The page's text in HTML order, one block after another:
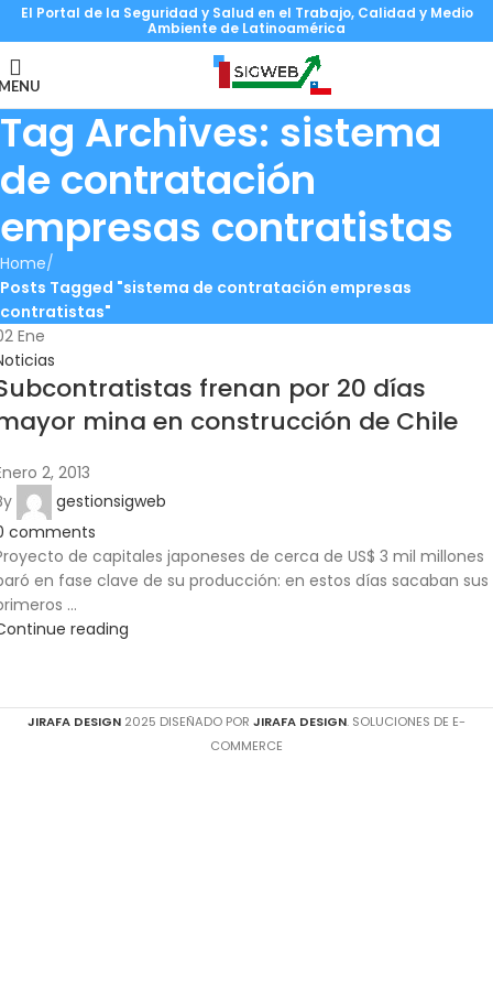
El Portal de la Seguridad y Salud en el Trabajo, Calidad y Medio
Ambiente de Latinoamérica
Tag Archives: sistema
de contratación
empresas contratistas
Home
Posts Tagged "sistema de contratación empresas
contratistas"
Ene
frenan por 20 días
mina en construcción de Chile
2, 2013
gestionsigweb
comments
de capitales japoneses de cerca de US$ 3 mil millones
en fase clave de su producción: en estos días sacaban sus
...
reading
JIRAFA DESIGN 2025 DISEÑADO POR JIRAFA DESIGN. SOLUCIONES DE E-
COMMERCE